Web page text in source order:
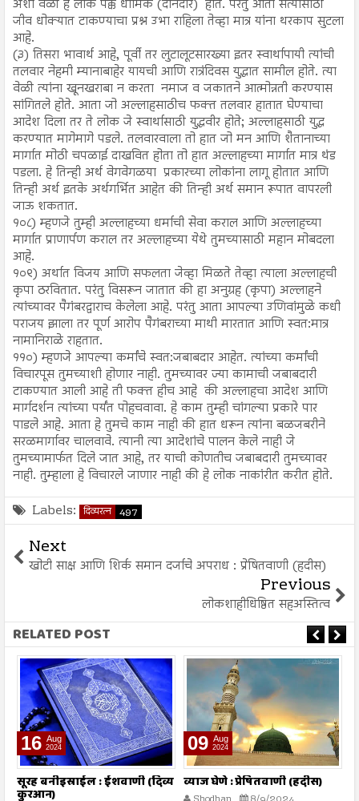
अशा वेळी हे लोक पक्के धार्मिक (दीनदार) होते. परंतु आता सत्यासाठी
जीव धोक्यात टाकण्याचा प्रश्न उभा राहिला तेव्हा मात्र यांना थरकाप सुटला
आहे.
(३) तिसरा भावार्थ आहे, पूर्वी तर लुटालूटसारख्या इतर स्वार्थापायी त्यांची
तलवार नेहमी म्यानाबाहेर यायची आणि रात्रंदिवस युद्धात सामील होते. त्या
वेळी त्यांना खूनखराबा न करता नमाज व जकातने आत्मोन्नती करण्यास
सांगितले होते. आता जो अल्लाहसाठीच फक्त तलवार हातात घेण्याचा
आदेश दिला तर ते लोक जे स्वार्थासाठी युद्धवीर होते; अल्लाहसाठी युद्ध
करण्यात मागेमागे पडले. तलवारवाला तो हात जो मन आणि शैतानाच्या
मार्गात मोठी चपळाई दाखवित होता तो हात अल्लाहच्या मार्गात मात्र थंड
पडला. हे तिन्ही अर्थ वेगवेगळया प्रकारच्या लोकांना लागू होतात आणि
तिन्ही अर्थ इतके अर्थगर्भित आहेत की तिन्ही अर्थ समान रूपात वापरली
जाऊ शकतात.
१०८) म्हणजे तुम्ही अल्लाहच्या धर्माची सेवा कराल आणि अल्लाहच्या
मार्गात प्राणार्पण कराल तर अल्लाहच्या येथे तुमच्यासाठी महान मोबदला
आहे.
१०९) अर्थात विजय आणि सफलता जेव्हा मिळते तेव्हा त्याला अल्लाहची
कृपा ठरवितात. परंतु विसरून जातात की हा अनुग्रह (कृपा) अल्लाहने
त्यांच्यावर पैगंबरद्वाराच केलेला आहे. परंतु आता आपल्या उणिवांमुळे कधी
पराजय झाला तर पूर्ण आरोप पैगंबराच्या माथी मारतात आणि स्वत:मात्र
नामानिराळे राहतात.
११०) म्हणजे आपल्या कर्मांचे स्वत:जबाबदार आहेत. त्यांच्या कर्मांची
विचारपूस तुमच्याशी होणार नाही. तुमच्यावर ज्या कामाची जबाबदारी
टाकण्यात आली आहे ती फक्त हीच आहे की अल्लाहचा आदेश आणि
मार्गदर्शन त्यांच्या पर्यंत पोहचवावा. हे काम तुम्ही चांगल्या प्रकारे पार
पाडले आहे. आता हे तुमचे काम नाही की हात धरून त्यांना बळजबरीने
सरळमार्गावर चालवावे. त्यानी त्या आदेशांचे पालन केले नाही जे
तुमच्यामार्फत दिले जात आहे, तर याची कोणतीच जबाबदारी तुमच्यावर
नाही. तुम्हाला हे विचारले जाणार नाही की हे लोक नाकांरीत करीत होते.
Labels: दिव्यरत्न 497
Next
खोटी साक्ष आणि शिर्क समान दर्जाचे अपराध : प्रेषितवाणी (हदीस)
Previous
लोकशाहीधिष्ठित सहअस्तित्व
RELATED POST
16 Aug
2024
सूरह बनीइस्राईल : ईशवाणी (दिव्य
कुरआन)
09 Aug
2024
व्याज घेणे : प्रेषितवाणी (हदीस)